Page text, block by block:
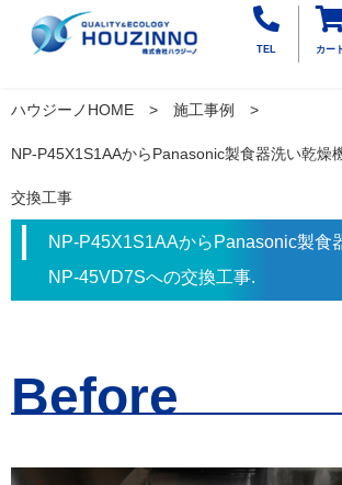
TEL カー
ハウジーノHOME 施工事例
NP-P45X1S1AAからPanasonic製食器洗い乾燥
交換工事
NP-P45X1S1AAからPanasonic製食
NP-45VD7Sへの交換工事.
Before